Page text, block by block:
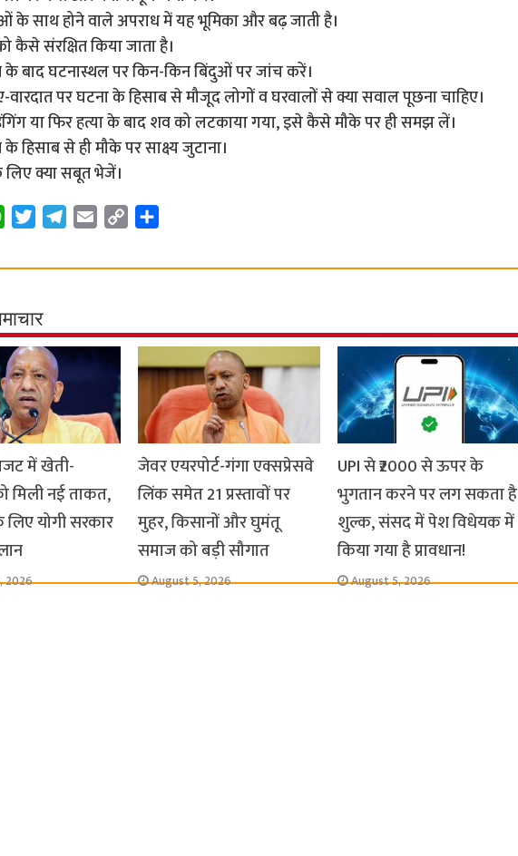
के साथ होने वाले अपराध में यह भूमिका और बढ़ जाती है।
कैसे संरक्षित किया जाता है।
के बाद घटनास्थल पर किन-किन बिंदुओं पर जांच करें।
वारदात पर घटना के हिसाब से मौजूद लोगों व घरवालों से क्या सवाल पूछना चाहिए।
या फिर हत्या के बाद शव को लटकाया गया, इसे कैसे मौके पर ही समझ लें।
के हिसाब से ही मौके पर साक्ष्य जुटाना।
क्या सबूत भेजें।
W
a
s
A
p
p
i
t
e
r
l
r
a
a
p
i
a
में खेती-
मिली नई ताकत,
योगी सरकार
2026
जेवर एयरपोर्ट-गंगा एक्सप्रेसवे
लिंक समेत 21 प्रस्तावों पर
मुहर, किसानों और घुमंतू
समाज को बड़ी सौगात
August 5, 2026
UPI से ₹2000 से ऊपर के
भुगतान करने पर लग सकता है
शुल्क, संसद में पेश विधेयक में
किया गया है प्रावधान!
August 5, 2026